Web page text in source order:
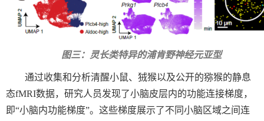
图三：灵长类特异的浦肯野神经元亚型
通过收集和分析清醒小鼠、狨猴以及公开的猕猴的静息
态fMRI数据，研究人员发现了小脑皮层内的功能连接梯度，
即“小脑内功能梯度”。这些梯度展示了不同小脑区域之间连